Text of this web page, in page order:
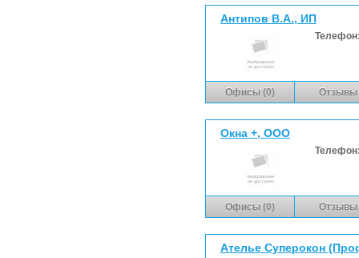
Антипов В.А., ИП
Офисы (0) Отзывы
Окна +, ООО
Офисы (0) Отзывы
Ателье Суперокон